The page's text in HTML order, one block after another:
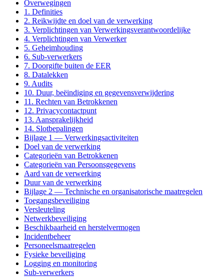
Overwegingen
1. Definities
2. Reikwijdte en doel van de verwerking
3. Verplichtingen van Verwerkingsverantwoordelijke
4. Verplichtingen van Verwerker
5. Geheimhouding
6. Sub-verwerkers
7. Doorgifte buiten de EER
8. Datalekken
9. Audits
10. Duur, beëindiging en gegevensverwijdering
11. Rechten van Betrokkenen
12. Privacycontactpunt
13. Aansprakelijkheid
14. Slotbepalingen
Bijlage 1 — Verwerkingsactiviteiten
Doel van de verwerking
Categorieën van Betrokkenen
Categorieën van Persoonsgegevens
Aard van de verwerking
Duur van de verwerking
Bijlage 2 — Technische en organisatorische maatregelen
Toegangsbeveiliging
Versleuteling
Netwerkbeveiliging
Beschikbaarheid en herstelvermogen
Incidentbeheer
Personeelsmaatregelen
Fysieke beveiliging
Logging en monitoring
Sub-verwerkers